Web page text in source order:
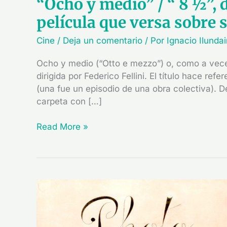
“Ocho y medio” / “ 8 ½”,
película que versa sobre
Cine / Deja un comentario / Por Ignacio
Ocho y medio (“Otto e mezzo”) o, como a
dirigida por Federico Fellini. El título hace
(una fue un episodio de una obra colectiva).
carpeta con […]
Read More »